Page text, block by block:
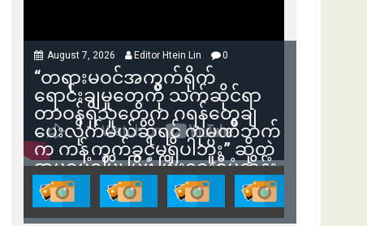
August 7, 2026 Editor Htein Lin 0
“တရားမဝင်အကွက်ရိုက်
ရောင်းချမှုတွေကို သက်ဆိုင်ရာ
တာဝန်ရှိသူတွေက ဂရန်တွေချ
ပေးလိုက်မယ်ဆိုရင် ကုမ္ပဏီဘက်
က ကန့်ကွက်ခွင့်မရှိပါဘူး” ဆိုတဲ့
အမရပူရမြို့ပြဖွံ့ဖြိုးရေးစီမံကိန်း
ဒါရိုက်တာ ဦးဇော်ရဲဝင်းနဲ့ တွေ့ဆုံ
ခြင်း